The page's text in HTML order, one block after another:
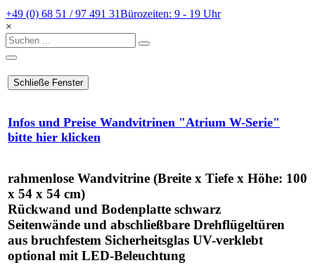
+49 (0) 68 51 / 97 491 31Bürozeiten: 9 - 19 Uhr
×
Infos und Preise Wandvitrinen "Atrium W-Serie"
bitte hier klicken
rahmenlose Wandvitrine (Breite x Tiefe x Höhe: 100
x 54 x 54 cm)
Rückwand und Bodenplatte schwarz
Seitenwände und abschließbare Drehflügeltüren
aus bruchfestem Sicherheitsglas UV-verklebt
optional mit LED-Beleuchtung